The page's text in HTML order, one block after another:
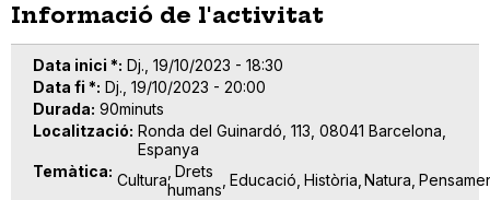
Informació de l'activitat
Data inici * Dj., 19/10/2023 - 18:30
Data fi * Dj., 19/10/2023 - 20:00
Durada 90minuts
Localització Ronda del Guinardó, 113, 08041 Barcelona,
Espanya
Temàtica Cultura Drets
humans Educació Història Natura